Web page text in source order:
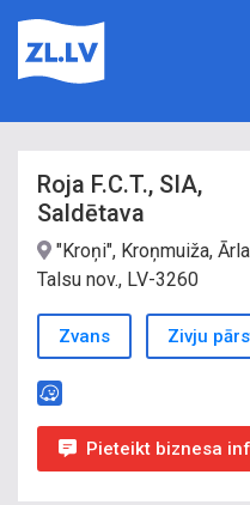
Roja F.C.T., SIA,
Saldētava
"Kroņi", Kroņmuiža,
Talsu nov., LV-3260
Zvans Zivju
Pieteikt biznesa